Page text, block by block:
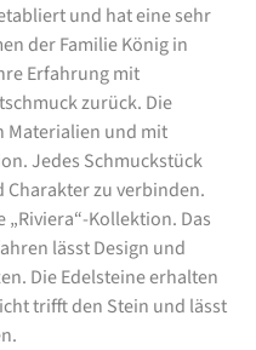
und hat eine sehr
der Familie König in
Erfahrung mit
zurück. Die
Materialien und mit
Jedes Schmuckstück
Charakter zu verbinden.
Kollektion. Das
lässt Design und
Die Edelsteine erhalten
trifft den Stein und lässt